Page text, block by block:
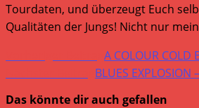
Tourdaten, und überzeugt Euch
Qualitäten der Jungs! Nicht nur
Weitere
Artikel
ansehen
A COLOUR COLD
BLUES EXPLOSION
Das könnte dir auch gefallen